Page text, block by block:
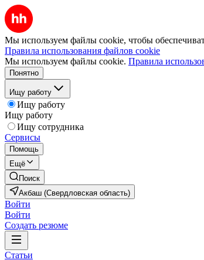
Мы используем файлы cookie, чтобы
Правила использования файлов cookie
Мы используем файлы cookie. Правила
Понятно
Ищу работу
Ищу работу
Ищу работу
Ищу сотрудника
Сервисы
Помощь
Ещё
Поиск
Акбаш (Свердловская область)
Войти
Войти
Создать резюме
Статьи